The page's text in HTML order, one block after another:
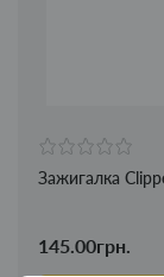
Зажигалка
145.00грн.